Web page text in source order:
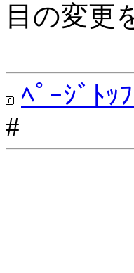
目の変更
ﾍﾟｰｼﾞﾄｯ
#